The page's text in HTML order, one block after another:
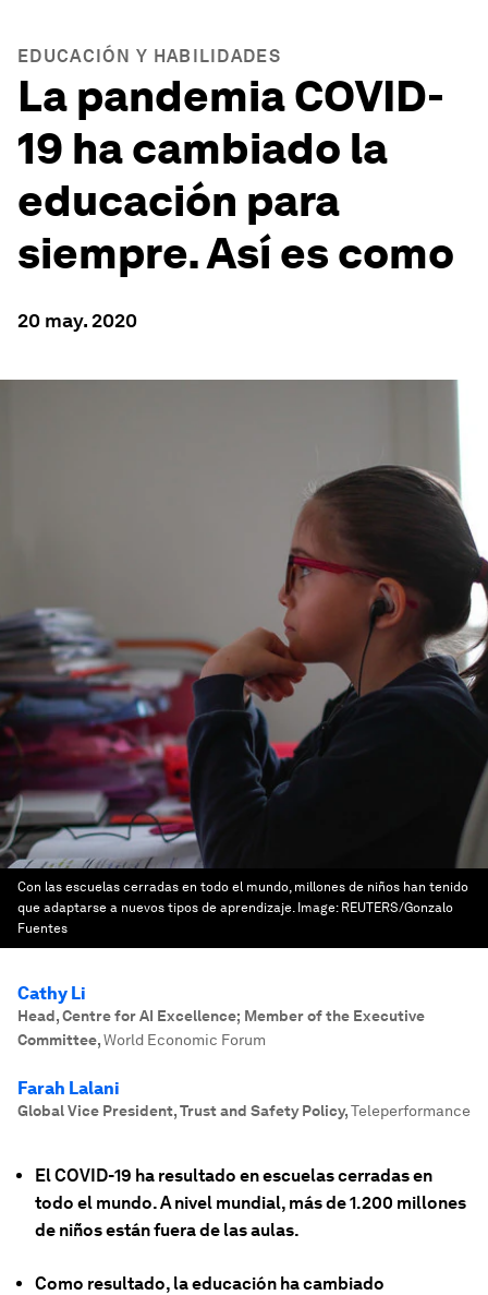
EDUCACIÓN Y HABILIDADES
La pandemia COVID-
19 ha cambiado la
educación para
siempre. Así es como
20 may. 2020
Con las escuelas cerradas en todo el mundo, millones de niños han tenido
que adaptarse a nuevos tipos de aprendizaje. Image: REUTERS/Gonzalo
Fuentes
Cathy Li
Head, Centre for AI Excellence; Member of the Executive
Committee,World Economic Forum
Farah Lalani
Global Vice President, Trust and Safety Policy,Teleperformance
El COVID-19 ha resultado en escuelas cerradas en
todo el mundo. A nivel mundial, más de 1.200 millones
de niños están fuera de las aulas.
Como resultado, la educación ha cambiado